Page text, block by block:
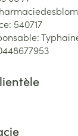
540717